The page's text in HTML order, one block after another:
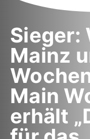
Sieger:
Mainz
Main
erhält